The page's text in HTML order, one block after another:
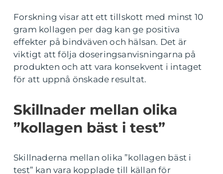
Forskning visar att ett tillskott med minst 10
gram kollagen per dag kan ge positiva
effekter på bindväven och hälsan. Det är
viktigt att följa doseringsanvisningarna på
produkten och att vara konsekvent i intaget
för att uppnå önskade resultat.
Skillnader mellan olika
”kollagen bäst i test”
Skillnaderna mellan olika ”kollagen bäst i
test” kan vara kopplade till källan för